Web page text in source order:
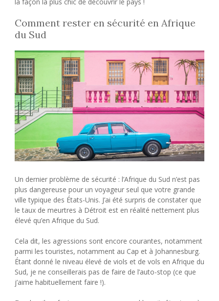
Comment rester en sécurité en Afrique
du Sud
Un dernier problème de sécurité : l’Afrique du Sud n’est pas
plus dangereuse pour un voyageur seul que votre grande
ville typique des États-Unis. J’ai été surpris de constater que
le taux de meurtres à Détroit est en réalité nettement plus
élevé qu’en Afrique du Sud.
Cela dit, les agressions sont encore courantes, notamment
parmi les touristes, notamment au Cap et à Johannesburg.
Étant donné le niveau élevé de viols et de vols en Afrique du
Sud, je ne conseillerais pas de faire de l’auto-stop (ce que
j’aime habituellement faire !).